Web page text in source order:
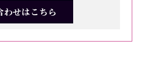
わせはこちら